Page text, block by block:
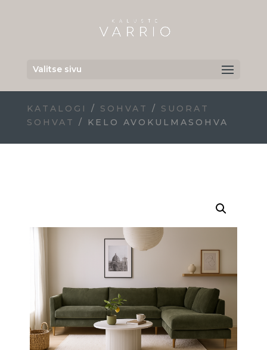
Valitse sivu
KATALOGI / SOHVAT / SUORAT
SOHVAT
/ KELO AVOKULMASOHVA